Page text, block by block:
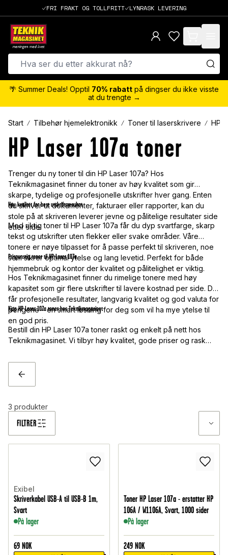
FRI FRAKT OG TOLLFRITT LYNRASK LEVERING
items in cart,
🌴 Summer Deals! Opptil 70% rabatt på dingser du ikke visste
at du trengte →
Start Tilbehør hjemelektronikk Toner til laserskrivere HP
HP Laser 107a toner
Trenger du ny toner til din HP Laser 107a? Hos
Teknikmagasinet finner du toner av høy kvalitet som gir
skarpe, tydelige og profesjonelle utskrifter hver gang. Enten
du skriver ut dokumenter, fakturaer eller rapporter, kan du
stole på at skriveren leverer jevne og pålitelige resultater side
etter side.
Høy kvalitet for best utskriftsresultat
Med riktig toner til HP Laser 107a får du dyp svartfarge, skarp
tekst og utskrifter uten flekker eller svake områder. Våre
tonere er nøye tilpasset for å passe perfekt til skriveren, noe
som sikrer optimal ytelse og lang levetid. Perfekt for både
hjemmebruk og kontor der kvalitet og pålitelighet er viktig.
Prisgunstig toner til HP Laser 107a
Hos Teknikmagasinet finner du rimelige tonere med høy
kapasitet som gir flere utskrifter til lavere kostnad per side. Du
får profesjonelle resultater, langvarig kvalitet og god valuta for
pengene – en smart løsning for deg som vil ha mye ytelse til
en god pris.
Kjøp HP Laser 107a toner hos Teknikmagasinet
Bestill din HP Laser 107a toner raskt og enkelt på nett hos
Teknikmagasinet. Vi tilbyr høy kvalitet, gode priser og rask
utskrifter når du trenger dem.
TILBAKE
FILTRER
3 produkter
Exibel
Skriverkabel USB-A til USB-B 1m,
Svart
På lager
69 NOK
Toner HP Laser 107a - erstatter HP
106A / W1106A, Svart, 1000 sider
På lager
249 NOK